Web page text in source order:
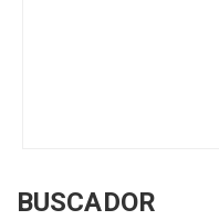
BUSCADOR